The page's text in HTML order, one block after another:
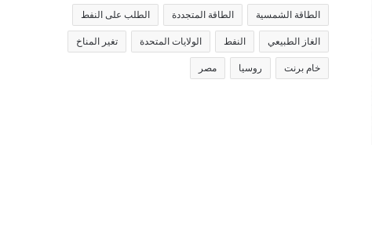
الطاقة الشمسية الطاقة المتجددة الطلب على النفط
الغاز الطبيعي النفط الولايات المتحدة تغير المناخ
خام برنت روسيا مصر